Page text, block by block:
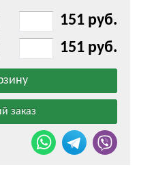
151 руб.
151 руб.